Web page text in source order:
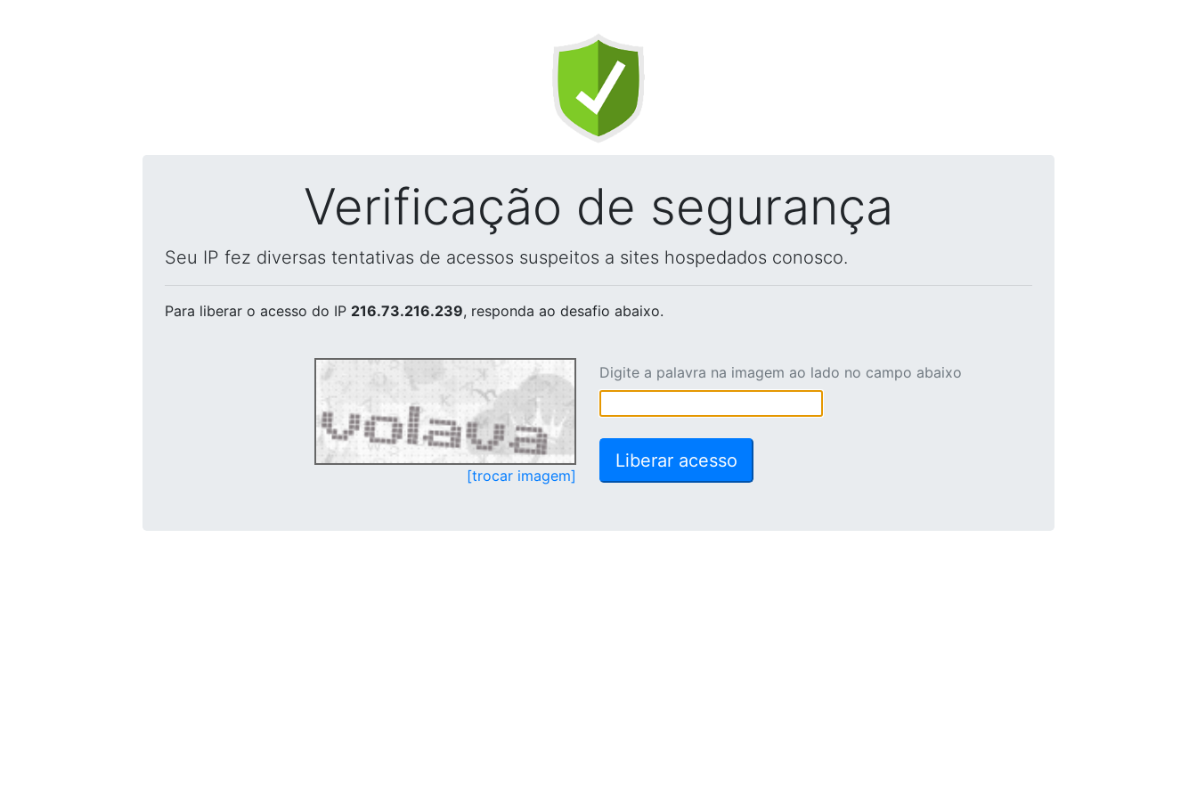
Verificação de segurança
Seu IP fez diversas tentativas de acessos suspeitos a sites hospedados conosco.
Para liberar o acesso do IP 216.73.216.239, responda ao desafio abaixo.
[trocar imagem]
Digite a palavra na imagem ao lado no campo abaixo